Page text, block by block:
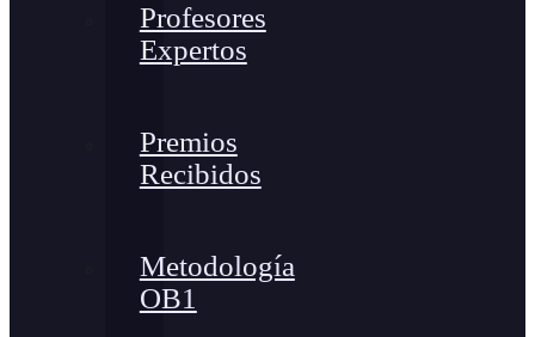
Profesores
Expertos
Premios
Recibidos
Metodología
OB1